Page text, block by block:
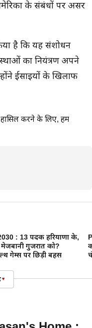
के संबंधों पर असर
है कि यह संशोधन
का नियंत्रण अपने
ईसाइयों के खिलाफ
करने के लिए, हमें
: 13 पदक हरियाणा के,
गुजरात को?
गेम्स पर छिड़ी बहस
▾